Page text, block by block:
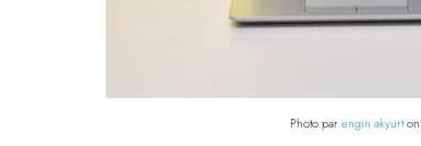
Photo parengin akyurton